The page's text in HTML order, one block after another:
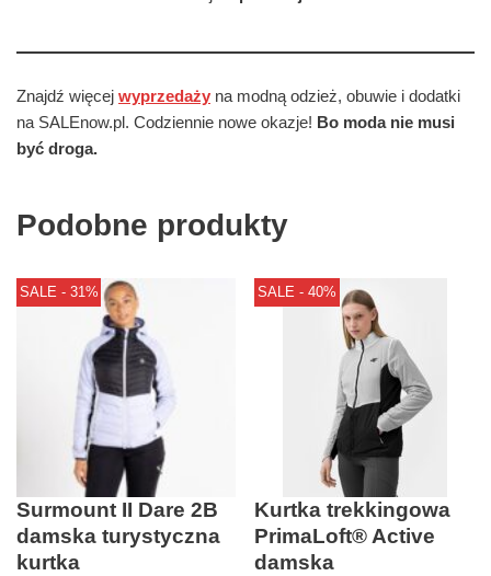
Znajdź więcej wyprzedaży na modną odzież, obuwie i dodatki
na SALEnow.pl. Codziennie nowe okazje! Bo moda nie musi
być droga.
Podobne produkty
SALE - 31%
Surmount II Dare 2B
damska turystyczna
kurtka
SALE - 40%
Kurtka trekkingowa
PrimaLoft® Active
damska